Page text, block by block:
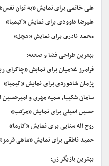
علی خاتمی برای نمایش «به توان
علیرضا داوودی برای نمایش «کیمیا»
محمد نادری برای نمایش «هچل»
بهترین طراحی فضا و صحنه:
فرامرز غلامیان برای نمایش «چاکرای
پژمان شاهوردی برای نمایش «کیمیا»
سامان شکیبا، سمیه مهری و
حسین اصیلی برای نمایش «مرکب»
روح اله سنایی برای نمایش «کارما»
حمید ناطقی برای نمایش «ماهی
بهترین بازیگر زن: